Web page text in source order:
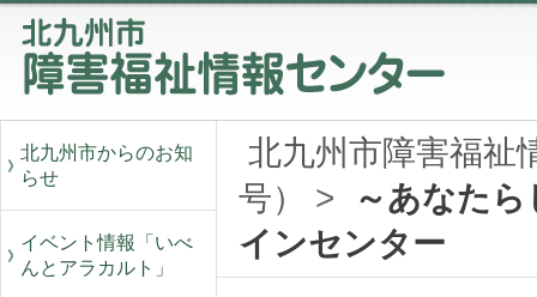
北九州市からのお知
らせ
イベント情報「いべ
んとアラカルト」
北九州市障害福祉
号）
>
～あなた
インセンター